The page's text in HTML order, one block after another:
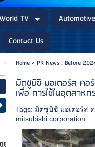
TV
Contact Us
Home> PR News : Before
มิตซูบิชิ มอเตอร์ส คอ
เพื่อ การใช้ในอุตสาห
Tags:มิตซูบิชิ มอเตอร์ส
mitsubishi corporation